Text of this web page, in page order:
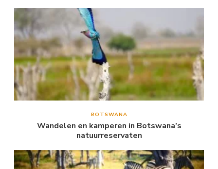
BOTSWANA
Wandelen en kamperen in Botswana’s
natuurreservaten